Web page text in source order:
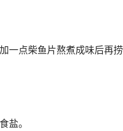
一点柴鱼片熬煮成味后再
盐。